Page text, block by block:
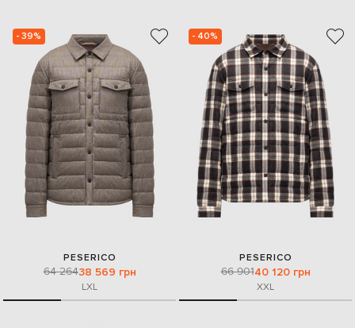
- 39%
PESERICO
64 26438 569 грн
LXL
- 40%
PESERICO
66 90140 120 грн
XXL